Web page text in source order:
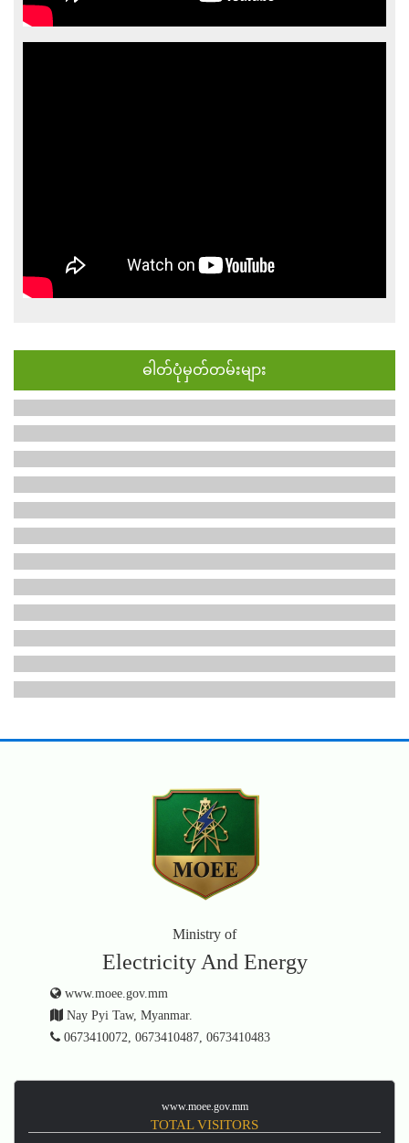
ဓါတ်ပုံမှတ်တမ်းများ
Ministry of
Electricity And Energy
www.moee.gov.mm
Nay Pyi Taw, Myanmar.
0673410072, 0673410487, 0673410483
www.moee.gov.mm
TOTAL VISITORS